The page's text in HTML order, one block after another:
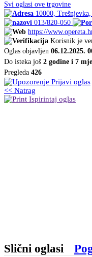
Svi oglasi ove trgovine
10000,
013/820-050
https://
Korisnik je
Oglas objavljen 06.12.2025.
Do isteka još 2 godine i 7
Pregleda 426
Prijavi oglas
<< Natrag
Ispirintaj oglas
Slični oglasi